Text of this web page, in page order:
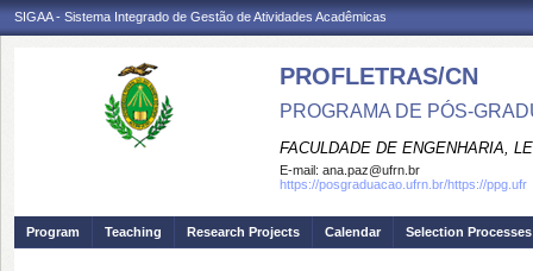
SIGAA - Sistema Integrado de Gestão de Atividades Acadêmicas
PROFLETRAS/CN
PROGRAMA DE PÓS-
FACULDADE DE ENGENHARIA,
E-mail: ana.paz@ufrn.br
https://posgraduacao.ufrn.br/https://ppg.ufr
Program Teaching Research Projects Calendar Selection Processes